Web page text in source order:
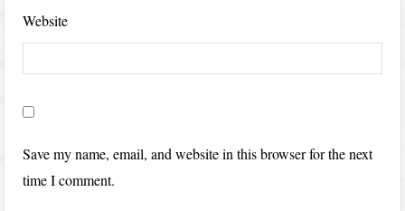
Website
Save my name, email, and website in this browser for the next
time I comment.